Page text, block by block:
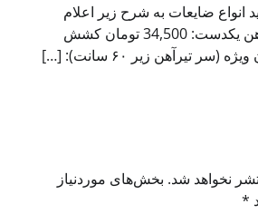
انواع ضایعات به شرح زیر اعلام
می‌شود: کشش تیرآهن یکدست: 34,500 تومان کشش
نخواهد شد. بخش‌های موردنیاز
*